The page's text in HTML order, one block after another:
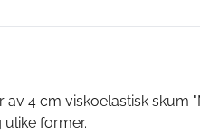
4 cm viskoelastisk skum
former.